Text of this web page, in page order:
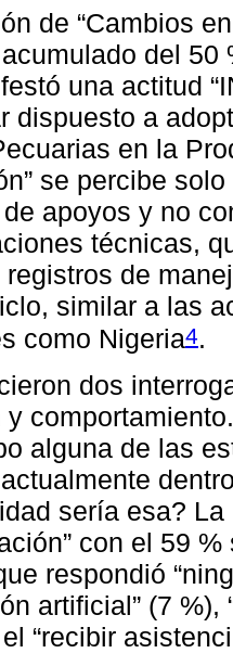
de “Cambios
del 50
una actitud
dispuesto a
en la
se percibe
apoyos y no
técnicas,
de
similar a las
como Nigeria4.
dos
y
alguna de las
sería esa?
con el 59
respondió
artificial” (7
“recibir